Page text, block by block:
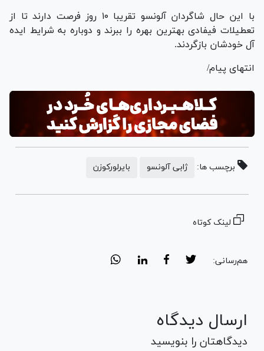
با این حال شاگردان آلونسو تقریبا ۱۰ روز فرصت دارند تا از
تعطیلات فیفادی بهترین بهره را ببرند و دوباره به شرایط ایده
آل خودشان بازگردند.
انتهای پیام/
برچسب ها: ژابی آلونسو بایرلورکوزن
لینک کوتاه
هم‌رسانی:
ارسال دیدگاه
دیدگاهتان را بنویسید